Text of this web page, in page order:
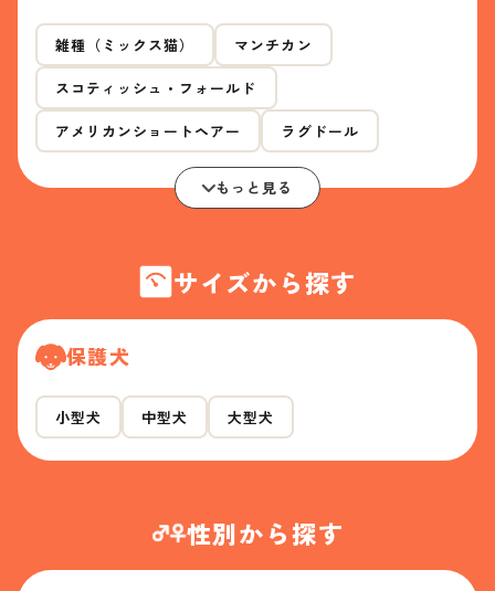
雑種（ミックス猫） マンチカン
スコティッシュ・フォールド
アメリカンショートヘアー ラグドール
もっと見る
サイズから探す
保護犬
小型犬 中型犬 大型犬
性別から探す